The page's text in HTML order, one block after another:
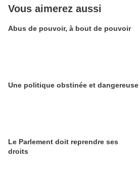
Vous aimerez aussi
Abus de pouvoir, à bout de pouvoir
Une politique obstinée et dangereuse
Le Parlement doit reprendre ses
droits